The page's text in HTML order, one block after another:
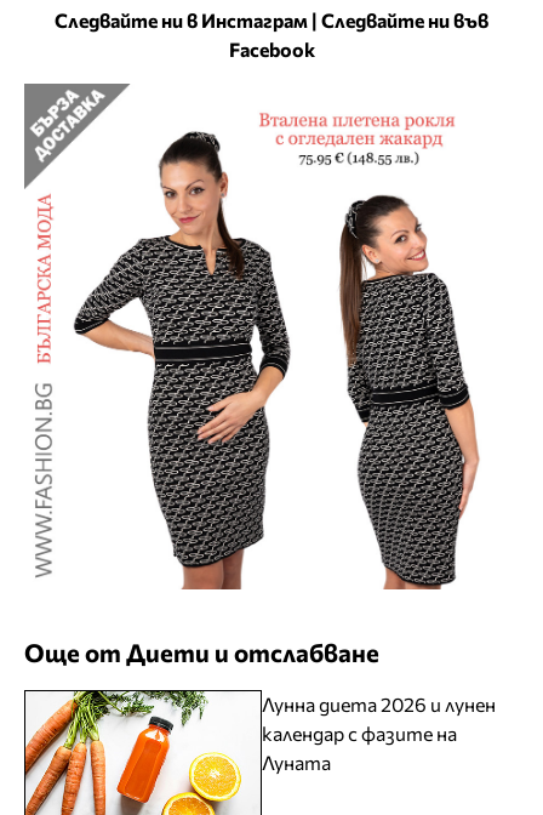
Следвайте ни в Инстаграм | Следвайте ни във
Facebook
Още от Диети и отслабване
Лунна диета 2026 и лунен
календар с фазите на
Луната